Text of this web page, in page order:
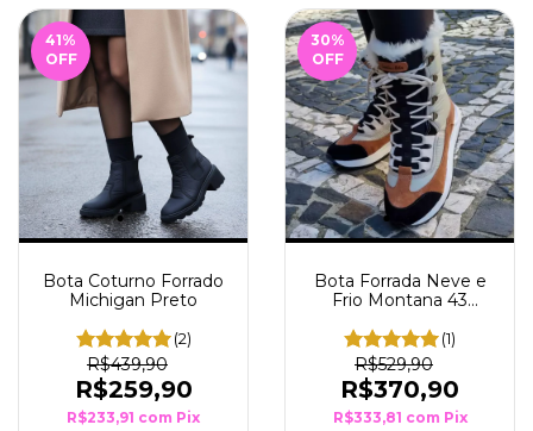
41%
OFF
Bota Coturno Forrado
Michigan Preto
(2)
R$439,90
R$259,90
R$233,91 com Pix
30%
OFF
Bota Forrada Neve e
Frio Montana 43
(1)
R$529,90
R$370,90
R$333,81 com Pix